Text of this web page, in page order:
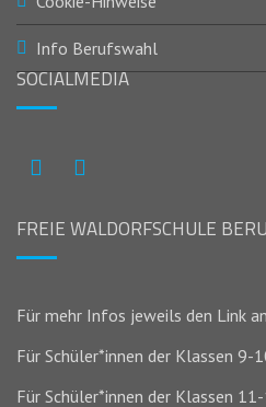
Info Berufswahl
SOCIALMEDIA
Instagram
FREIE WALDORFSCHULE
Für mehr Infos jeweils den Link
Für Schüler*innen der Klassen 9-
Für Schüler*innen der Klassen